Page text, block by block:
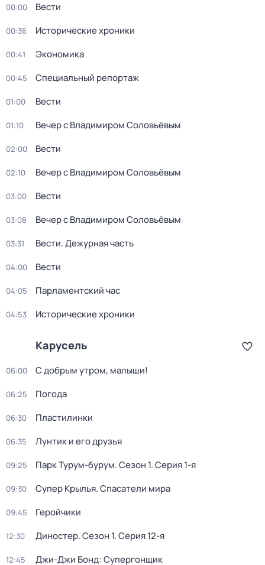
00:00 Вести
00:36 Исторические хроники
00:41 Экономика
00:45 Специальный репортаж
01:00 Вести
01:10 Вечер с Владимиром Соловьёвым
02:00 Вести
02:10 Вечер с Владимиром Соловьёвым
03:00 Вести
03:08 Вечер с Владимиром Соловьёвым
03:31 Вести. Дежурная часть
04:00 Вести
04:05 Парламентский час
04:53 Исторические хроники
Карусель
06:00 С добрым утром, малыши!
06:25 Погода
06:30 Пластилинки
06:35 Лунтик и его друзья
09:25 Парк Турум-бурум. Сезон 1. Серия 1-я
09:30 Супер Крылья. Спасатели мира
09:45 Геройчики
12:30 Диностер. Сезон 1. Серия 12-я
12:45 Джи-Джи Бонд: Супергонщик